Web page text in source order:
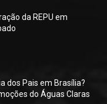
da REPU em
dos Pais em Brasília?
do Águas Claras